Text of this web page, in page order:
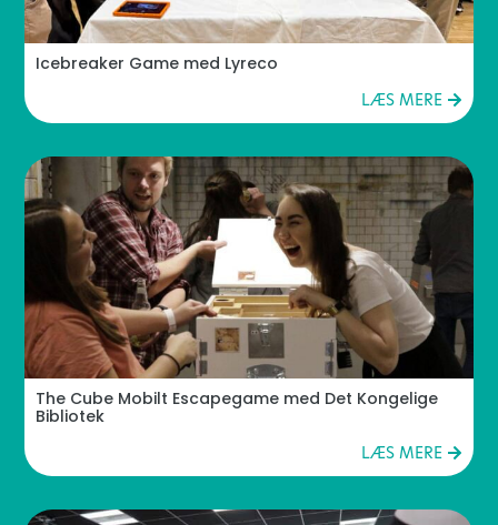
Icebreaker Game med Lyreco
LÆS MERE
The Cube Mobilt Escapegame med Det Kongelige
Bibliotek
LÆS MERE